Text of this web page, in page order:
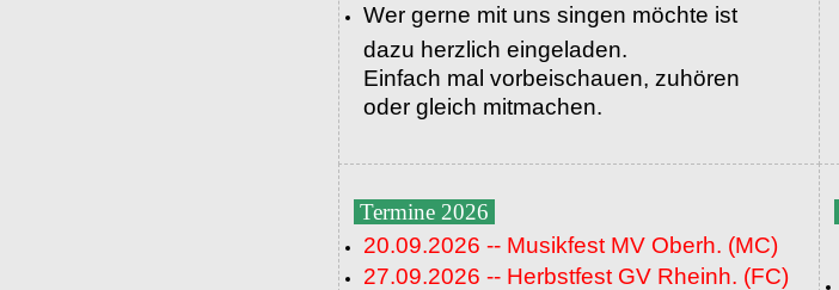
Wer gerne mit uns singen möchte ist
dazu herzlich eingeladen.
Einfach mal vorbeischauen, zuhören
oder gleich mitmachen.
Termine 2026
20.09.2026 -- Musikfest MV Oberh. (MC)
27.09.2026 -- Herbstfest GV Rheinh. (FC)